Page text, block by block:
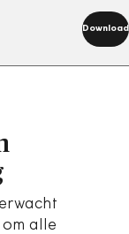
Download
alle